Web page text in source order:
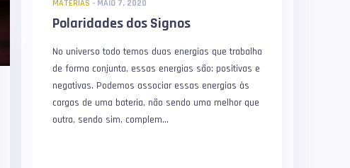
MATÉRIAS - MAIO 7, 2020
Polaridades dos Signos
No universo todo temos duas energias que trabalha
de forma conjunta, essas energias são: positivas e
negativas. Podemos associar essas energias às
cargas de uma bateria, não sendo uma melhor que
outra, sendo sim, complem...